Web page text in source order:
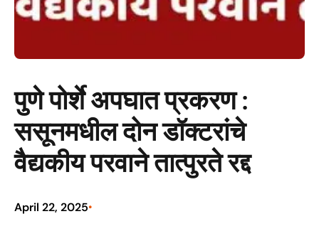
पुणे पोर्शे अपघात प्रकरण :
ससूनमधील दोन डॉक्टरांचे
वैद्यकीय परवाने तात्पुरते रद्द
April 22, 2025•